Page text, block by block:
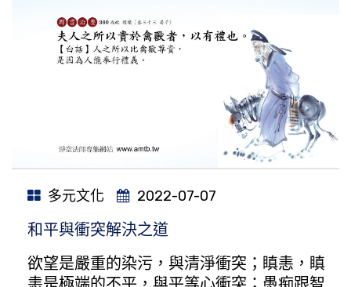
多元文化 2022-07-07
和平與衝突解決之道
欲望是嚴重的染污，與清淨衝突；瞋恚，瞋